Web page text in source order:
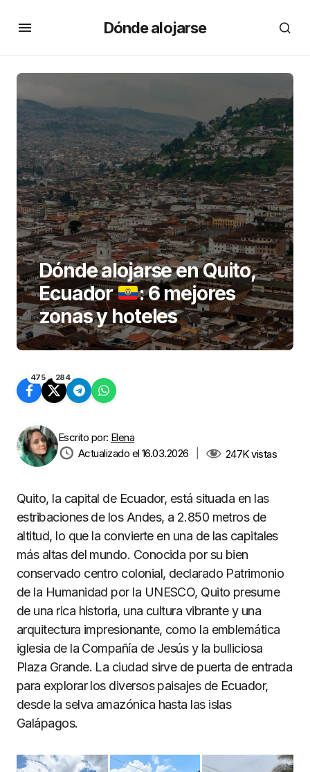
Dónde alojarse
Dónde alojarse en Quito,
Ecuador
: 6 mejores
zonas y hoteles
475 284
Escrito por: Elena
Actualizado el 16.03.2026
247Kvistas
Quito, la capital de Ecuador, está situada en las
estribaciones de los Andes, a 2.850 metros de
altitud, lo que la convierte en una de las capitales
más altas del mundo. Conocida por su bien
conservado centro colonial, declarado Patrimonio
de la Humanidad por la UNESCO, Quito presume
de una rica historia, una cultura vibrante y una
arquitectura impresionante, como la emblemática
iglesia de la Compañía de Jesús y la bulliciosa
Plaza Grande. La ciudad sirve de puerta de entrada
para explorar los diversos paisajes de Ecuador,
desde la selva amazónica hasta las islas
Galápagos.